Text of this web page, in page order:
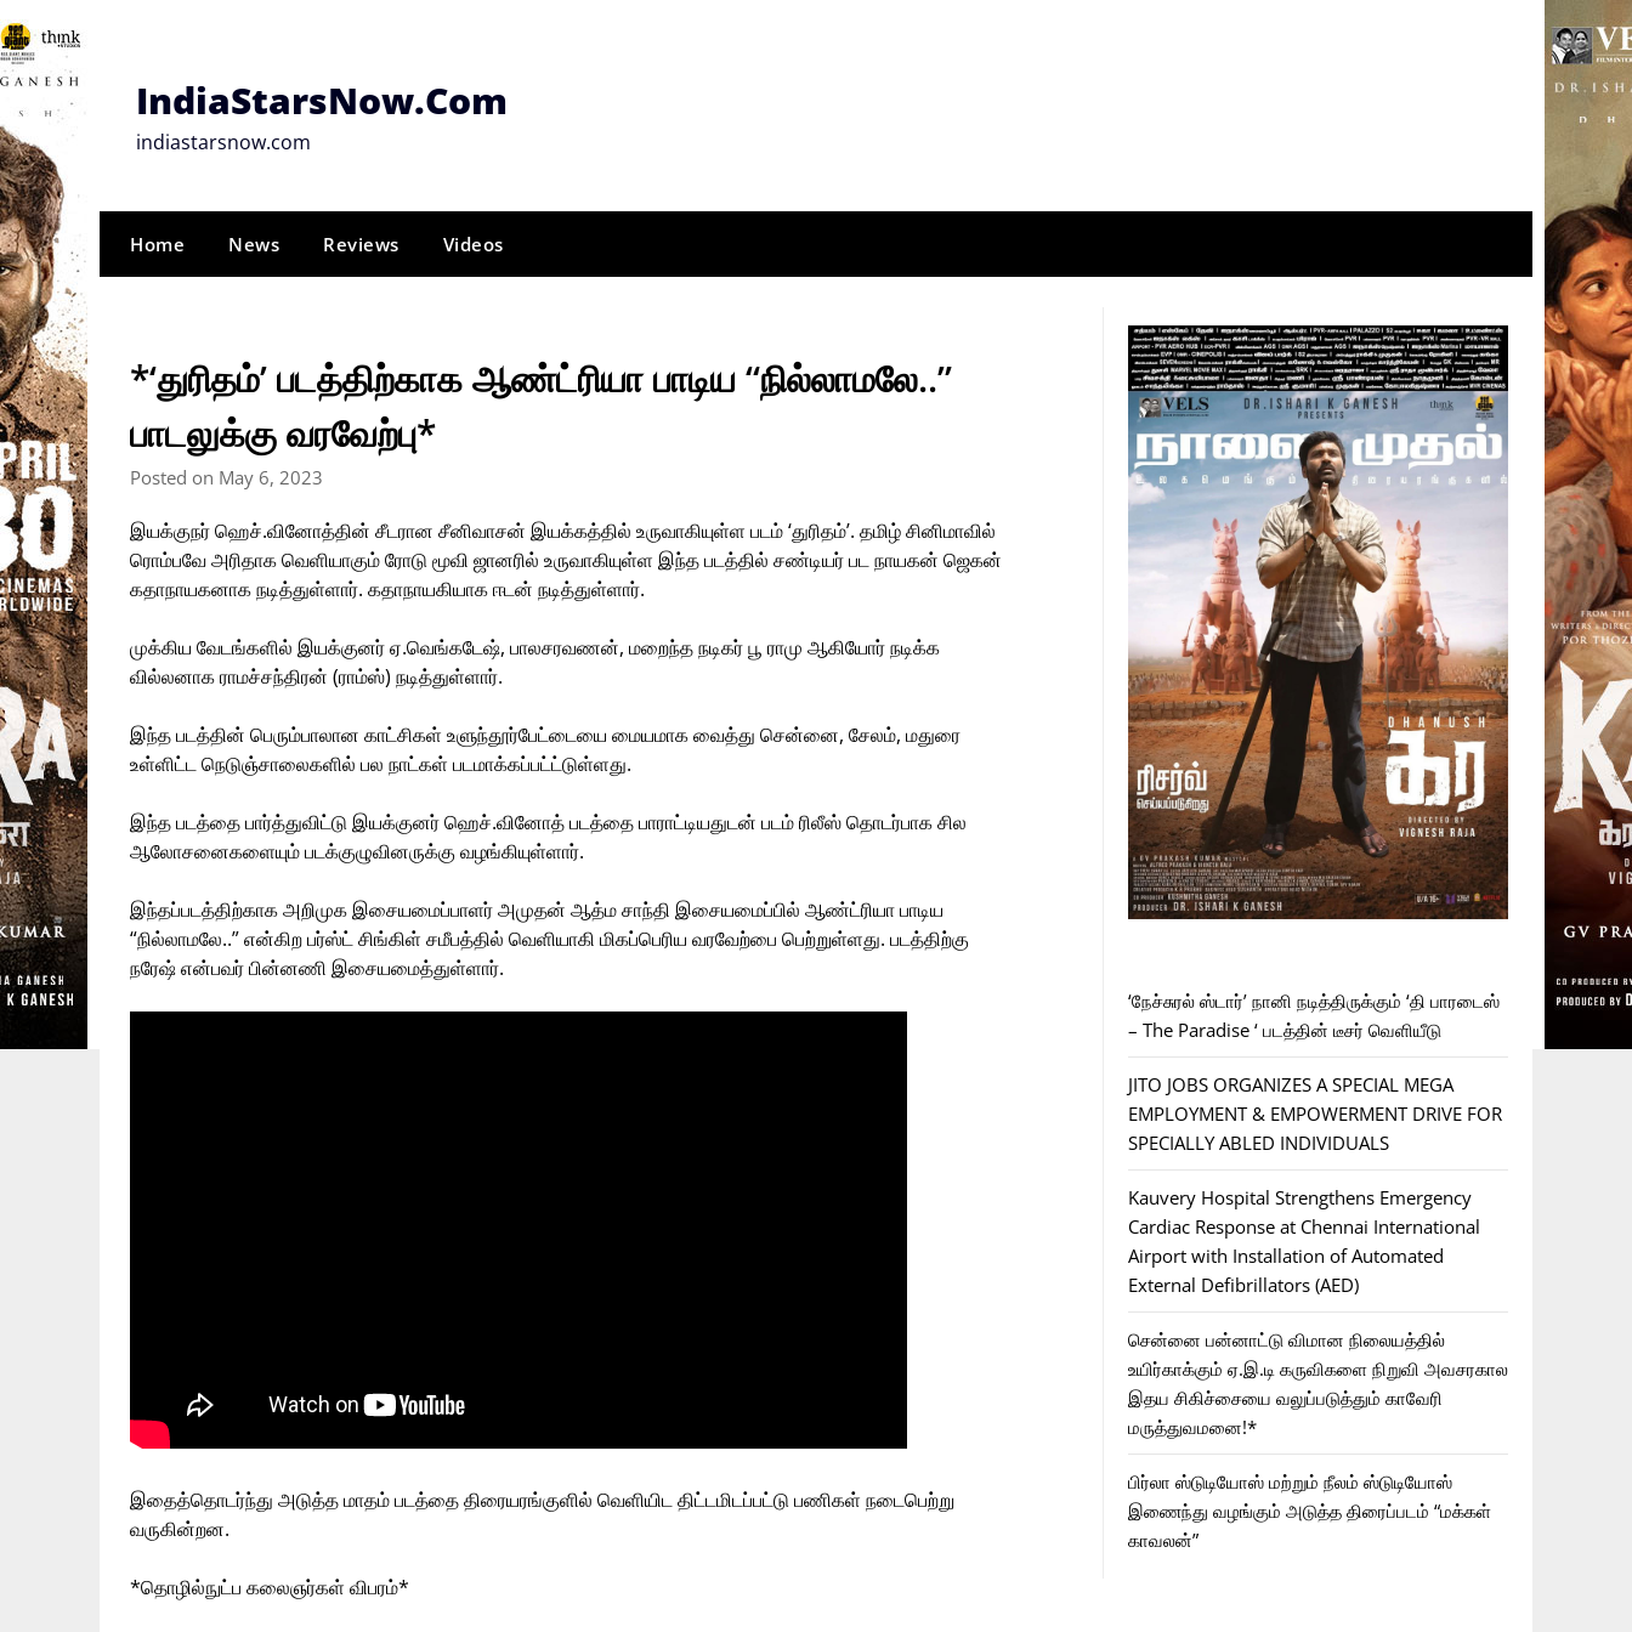
Skip
to
content
IndiaStarsNow.Com
indiastarsnow.com
Home News Reviews Videos
*‘துரிதம்’ படத்திற்காக ஆண்ட்ரியா பாடிய “நில்லாமலே..”
பாடலுக்கு வரவேற்பு*
Posted on May 6, 2023
இயக்குநர் ஹெச்.வினோத்தின் சீடரான சீனிவாசன் இயக்கத்தில் உருவாகியுள்ள படம் ‘துரிதம்’. தமிழ் சினிமாவில்
ரொம்பவே அரிதாக வெளியாகும் ரோடு மூவி ஜானரில் உருவாகியுள்ள இந்த படத்தில் சண்டியர் பட நாயகன் ஜெகன்
கதாநாயகனாக நடித்துள்ளார். கதாநாயகியாக ஈடன் நடித்துள்ளார்.
முக்கிய வேடங்களில் இயக்குனர் ஏ.வெங்கடேஷ், பாலசரவணன், மறைந்த நடிகர் பூ ராமு ஆகியோர் நடிக்க
வில்லனாக ராமச்சந்திரன் (ராம்ஸ்) நடித்துள்ளார்.
இந்த படத்தின் பெரும்பாலான காட்சிகள் உளுந்தூர்பேட்டையை மையமாக வைத்து சென்னை, சேலம், மதுரை
உள்ளிட்ட நெடுஞ்சாலைகளில் பல நாட்கள் படமாக்கப்பட்ட்டுள்ளது.
இந்த படத்தை பார்த்துவிட்டு இயக்குனர் ஹெச்.வினோத் படத்தை பாராட்டியதுடன் படம் ரிலீஸ் தொடர்பாக சில
ஆலோசனைகளையும் படக்குழுவினருக்கு வழங்கியுள்ளார்.
இந்தப்படத்திற்காக அறிமுக இசையமைப்பாளர் அமுதன் ஆத்ம சாந்தி இசையமைப்பில் ஆண்ட்ரியா பாடிய
“நில்லாமலே..” என்கிற பர்ஸ்ட் சிங்கிள் சமீபத்தில் வெளியாகி மிகப்பெரிய வரவேற்பை பெற்றுள்ளது. படத்திற்கு
நரேஷ் என்பவர் பின்னணி இசையமைத்துள்ளார்.
இதைத்தொடர்ந்து அடுத்த மாதம் படத்தை திரையரங்குளில் வெளியிட திட்டமிடப்பட்டு பணிகள் நடைபெற்று
வருகின்றன.
*தொழில்நுட்ப கலைஞர்கள் விபரம்*
‘நேச்சுரல் ஸ்டார்’ நானி நடித்திருக்கும் ‘தி பாரடைஸ்
– The Paradise ‘ படத்தின் டீசர் வெளியீடு
JITO JOBS ORGANIZES A SPECIAL MEGA
EMPLOYMENT & EMPOWERMENT DRIVE FOR
SPECIALLY ABLED INDIVIDUALS
Kauvery Hospital Strengthens Emergency
Cardiac Response at Chennai International
Airport with Installation of Automated
External Defibrillators (AED)
சென்னை பன்னாட்டு விமான நிலையத்தில்
உயிர்காக்கும் ஏ.இ.டி கருவிகளை நிறுவி அவசரகால
இதய சிகிச்சையை வலுப்படுத்தும் காவேரி
மருத்துவமனை!*
பிர்லா ஸ்டுடியோஸ் மற்றும் நீலம் ஸ்டுடியோஸ்
இணைந்து வழங்கும் அடுத்த திரைப்படம் “மக்கள்
காவலன்”